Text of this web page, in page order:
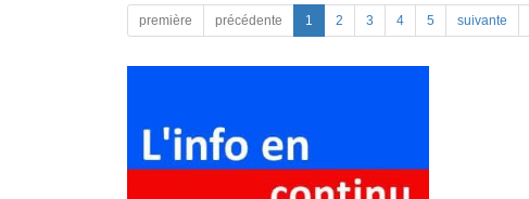
première précédente 1 2 3 4 5 suivante